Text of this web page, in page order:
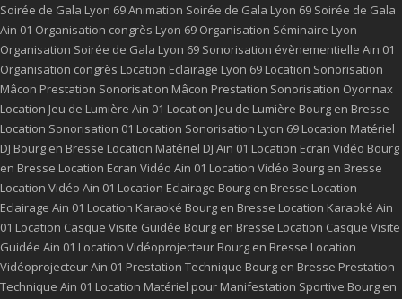
Soirée de Gala Lyon 69Animation Soirée de Gala Lyon 69 Soirée de Gala
Ain 01 Organisation congrès Lyon 69 Organisation Séminaire Lyon
Organisation Soirée de Gala Lyon 69 Sonorisation évènementielle Ain 01
Organisation congrès Location Eclairage Lyon 69 Location Sonorisation
Mâcon Prestation Sonorisation Mâcon Prestation Sonorisation Oyonnax
Location Jeu de Lumière Ain 01 Location Jeu de Lumière Bourg en Bresse
Location Sonorisation 01 Location Sonorisation Lyon 69 Location Matériel
DJ Bourg en Bresse Location Matériel DJ Ain 01 Location Ecran Vidéo Bourg
en Bresse Location Ecran Vidéo Ain 01 Location Vidéo Bourg en Bresse
Location Vidéo Ain 01 Location Eclairage Bourg en Bresse Location
Eclairage Ain 01 Location Karaoké Bourg en Bresse Location Karaoké Ain
01 Location Casque Visite Guidée Bourg en Bresse Location Casque Visite
Guidée Ain 01 Location Vidéoprojecteur Bourg en Bresse Location
Vidéoprojecteur Ain 01 Prestation Technique Bourg en Bresse Prestation
Technique Ain 01 Location Matériel pour Manifestation Sportive Bourg en